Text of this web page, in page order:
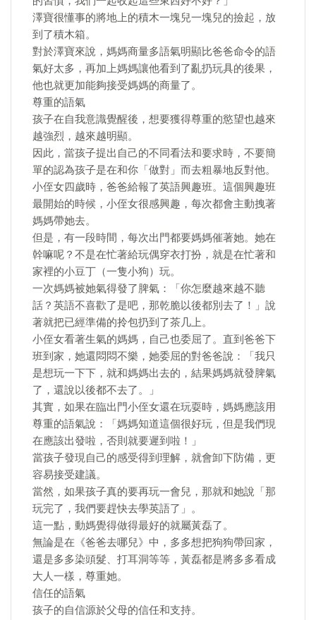
澤寶很懂事的將地上的積木一塊兒一塊兒的撿起，放
到了積木箱。
對於澤寶來說，媽媽商量多語氣明顯比爸爸命令的語
氣好太多，再加上媽媽讓他看到了亂扔玩具的後果，
他也就更加能夠接受媽媽的商量了。
尊重的語氣
孩子在自我意識覺醒後，想要獲得尊重的慾望也越來
越強烈，越來越明顯。
因此，當孩子提出自己的不同看法和要求時，不要簡
單的認為孩子是在和你「做對」而去粗暴地反對他。
小侄女四歲時，爸爸給報了英語興趣班。這個興趣班
最開始的時候，小侄女很感興趣，每次都會主動拽著
媽媽帶她去。
但是，有一段時間，每次出門都要媽媽催著她。她在
幹嘛呢？不是在忙著給玩偶穿衣打扮，就是在忙著和
家裡的小豆丁（一隻小狗）玩。
一次媽媽被她氣得發了脾氣：「你怎麼越來越不聽
話？英語不喜歡了是吧，那乾脆以後都別去了！」說
著就把已經準備的拎包扔到了茶几上。
小侄女看著生氣的媽媽，自己也委屈了。直到爸爸下
班到家，她還悶悶不樂，她委屈的對爸爸說：「我只
是想玩一下下，就和媽媽出去的，結果媽媽就發脾氣
了，還說以後都不去了。」
其實，如果在臨出門小侄女還在玩耍時，媽媽應該用
尊重的語氣說：「媽媽知道這個很好玩，但是我們現
在應該出發啦，否則就要遲到啦！」
當孩子發現自己的感受得到理解，就會卸下防備，更
容易接受建議。
當然，如果孩子真的要再玩一會兒，那就和她說「那
玩完了，我們要趕快去學英語了」。
這一點，動媽覺得做得最好的就屬黃磊了。
無論是在《爸爸去哪兒》中，多多想把狗狗帶回家，
還是多多染頭髮、打耳洞等等，黃磊都是將多多看成
大人一樣，尊重她。
信任的語氣
孩子的自信源於父母的信任和支持。